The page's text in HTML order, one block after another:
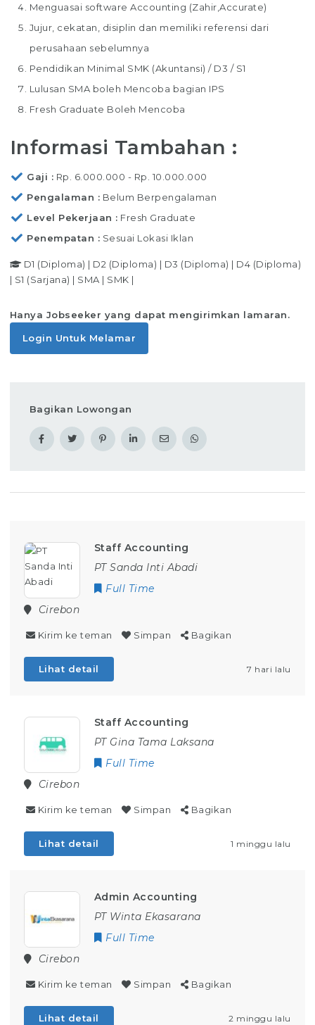
Menguasai software Accounting (Zahir,Accurate)
Jujur, cekatan, disiplin dan memiliki referensi dari
perusahaan sebelumnya
Pendidikan Minimal SMK (Akuntansi) / D3 / S1
Lulusan SMA boleh Mencoba bagian IPS
Fresh Graduate Boleh Mencoba
Informasi Tambahan :
Gaji
Rp. 6.000.000 - Rp. 10.000.000
Pengalaman
Belum Berpengalaman
Level Pekerjaan
Fresh Graduate
Penempatan
Sesuai Lokasi Iklan
D1 (Diploma) | D2 (Diploma) | D3 (Diploma) | D4 (Diploma)
| S1 (Sarjana) | SMA | SMK |
Hanya Jobseeker yang dapat mengirimkan lamaran.
Login Untuk Melamar
Bagikan Lowongan
Staff Accounting
PT Sanda Inti Abadi
Full Time
Cirebon
Kirim ke teman Simpan Bagikan
Lihat detail 7 hari lalu
Staff Accounting
PT Gina Tama Laksana
Full Time
Cirebon
Kirim ke teman Simpan Bagikan
Lihat detail 1 minggu lalu
Admin Accounting
PT Winta Ekasarana
Full Time
Cirebon
Kirim ke teman Simpan Bagikan
Lihat detail 2 minggu lalu